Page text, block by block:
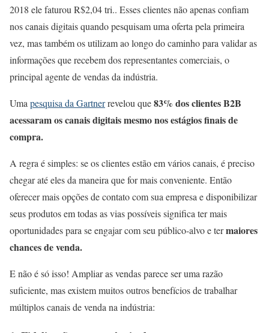
2018 ele faturou R$2,04 tri.. Esses clientes não apenas confiam
nos canais digitais quando pesquisam uma oferta pela primeira
vez, mas também os utilizam ao longo do caminho para validar as
informações que recebem dos representantes comerciais, o
principal agente de vendas da indústria.
Uma pesquisa da Gartnerrevelou que83% dos clientes B2B
acessaram os canais digitais mesmo nos estágios finais de
compra.
A regra é simples: se os clientes estão em vários canais, é preciso
chegar até eles da maneira que for mais conveniente. Então
oferecer mais opções de contato com sua empresa e disponibilizar
seus produtos em todas as vias possíveis significa ter mais
oportunidades para se engajar com seu público-alvo e termaiores
chances de venda.
E não é só isso! Ampliar as vendas parece ser uma razão
suficiente, mas existem muitos outros benefícios de trabalhar
múltiplos canais de venda na indústria: